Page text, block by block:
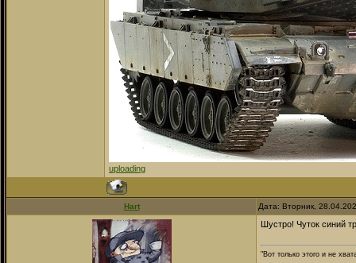
uploading
Hart Дата: Вторник,
Шустро! Чуток синий
"Вот только этого и не